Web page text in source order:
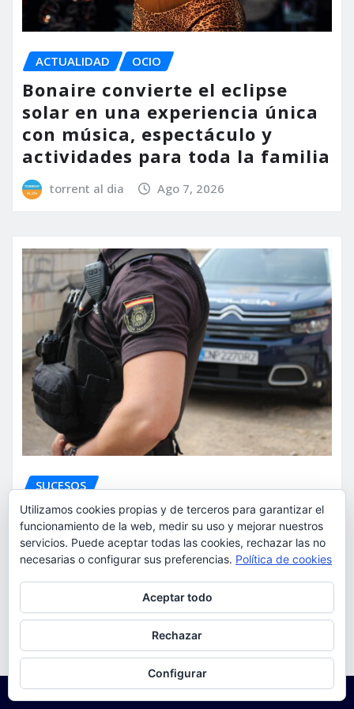
ACTUALIDAD OCIO
Bonaire convierte el eclipse
solar en una experiencia única
con música, espectáculo y
actividades para toda la familia
torrent al dia Ago 7, 2026
SUCESOS
La Policía Nacional detiene a
dos varones por cometer tres
robos con violencia en una
misma mañana
torrent al dia Ago 7, 2026
Utilizamos cookies propias y de terceros para garantizar el
funcionamiento de la web, medir su uso y mejorar nuestros
servicios. Puede aceptar todas las cookies, rechazar las no
necesarias o configurar sus preferencias. Política de cookies
Aceptar todo
Rechazar
Configurar
Para obtener más información, incluido cómo gestionar las cookies,